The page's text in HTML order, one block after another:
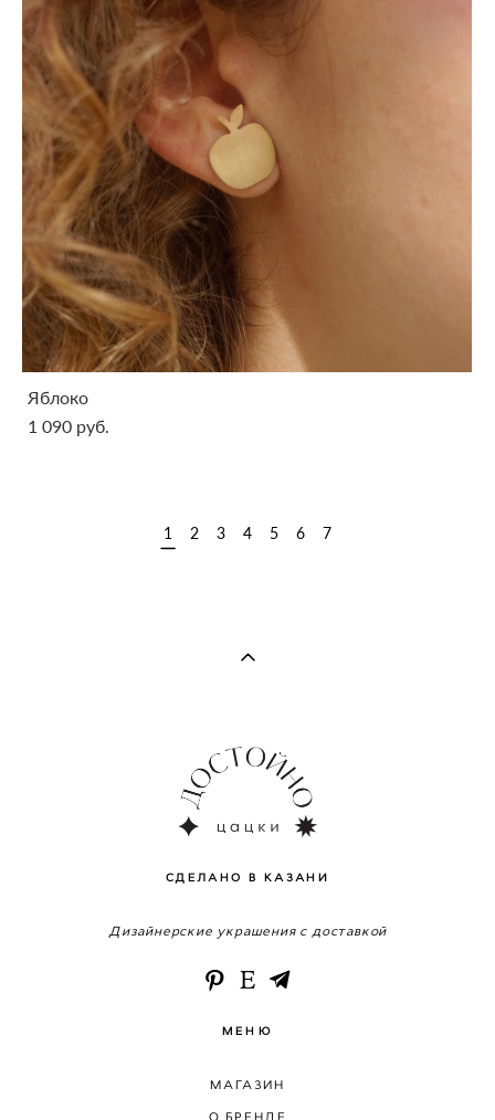
Яблоко
1 090 pуб.
1 2 3 4 5 6 7
СДЕЛАНО В КАЗАНИ
Дизайнерские украшения с доставкой
МЕНЮ
МАГАЗИН